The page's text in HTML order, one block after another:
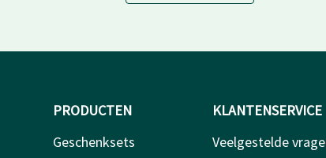
PRODUCTEN
Geschenksets
KLANTENSERVICE
Veelgestelde